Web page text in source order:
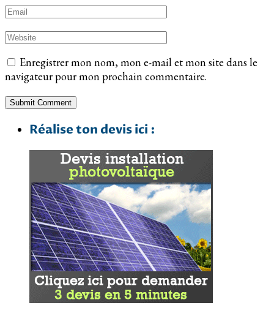
Enregistrer mon nom, mon e-mail et mon site dans le
navigateur pour mon prochain commentaire.
Réalise ton devis ici :